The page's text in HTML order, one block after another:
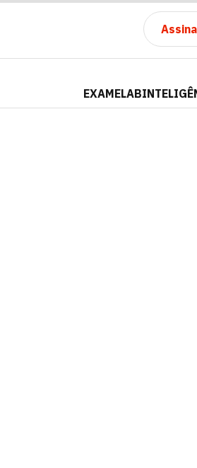
EXAMELAB